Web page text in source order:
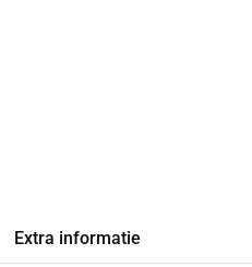
Extra informatie